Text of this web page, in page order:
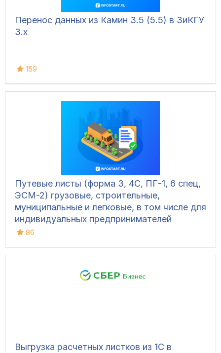
Перенос данных из Камин 3.5 (5.5) в ЗиКГУ
3.х
159
Путевые листы (форма 3, 4С, ПГ-1, 6 спец,
ЭСМ-2) грузовые, строительные,
муниципальные и легковые, в том числе для
индивидуальных предпринимателей
86
Выгрузка расчетных листков из 1С в